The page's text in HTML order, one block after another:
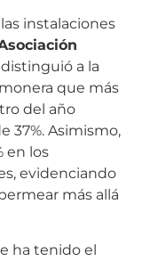
instalaciones
distinguió a la
que más
del año
37%. Asimismo,
en los
evidenciando
más allá
ha tenido el